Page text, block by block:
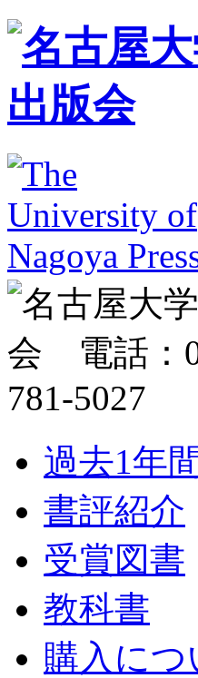
過去1年
書評紹介
受賞図書
教科書
購入につ